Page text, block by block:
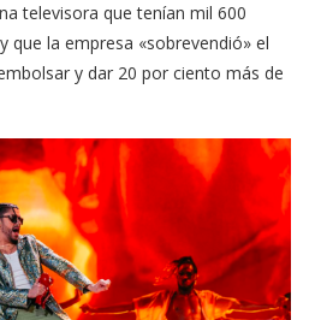
televisora que tenían mil 600
que la empresa «sobrevendió» el
y dar 20 por ciento más de